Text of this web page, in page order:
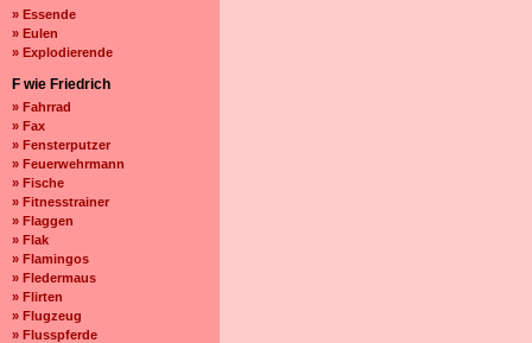
» Essende
» Eulen
» Explodierende
F wie Friedrich
» Fahrrad
» Fax
» Fensterputzer
» Feuerwehrmann
» Fische
» Fitnesstrainer
» Flaggen
» Flak
» Flamingos
» Fledermaus
» Flirten
» Flugzeug
» Flusspferde